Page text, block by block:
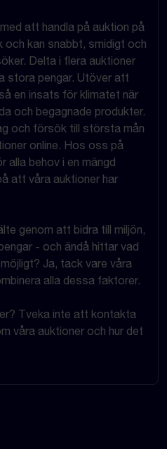
att handla på auktion på
och kan snabbt, smidigt och
Delta i flera auktioner
stora pengar. Utöver att
en insats för klimatet när
och begagnade produkter.
och försök till största mån
online. Hos oss på
alla behov i en mängd
att våra auktioner har
genom att bidra till miljön,
- och ändå hittar vad
Ja, tack vare våra
alla dessa faktorer.
Tveka inte att kontakta
våra auktioner och hur det